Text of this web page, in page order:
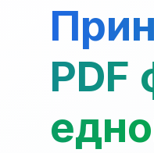
PDF